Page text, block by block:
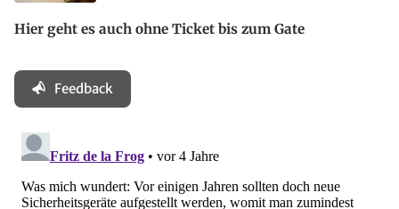
Hier geht es auch ohne Ticket bis zum Gate
Feedback